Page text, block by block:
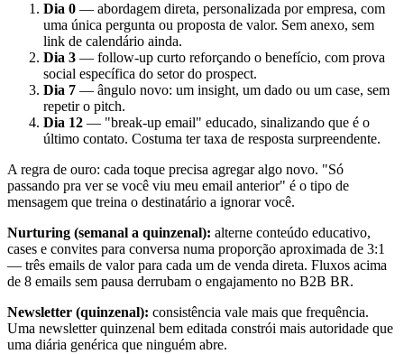
Dia 0 — abordagem direta, personalizada por empresa, com
uma única pergunta ou proposta de valor. Sem anexo, sem
link de calendário ainda.
Dia 3 — follow-up curto reforçando o benefício, com prova
social específica do setor do prospect.
Dia 7 — ângulo novo: um insight, um dado ou um case, sem
repetir o pitch.
Dia 12 — "break-up email" educado, sinalizando que é o
último contato. Costuma ter taxa de resposta surpreendente.
A regra de ouro: cada toque precisa agregar algo novo. "Só
passando pra ver se você viu meu email anterior" é o tipo de
mensagem que treina o destinatário a ignorar você.
Nurturing (semanal a quinzenal): alterne conteúdo educativo,
cases e convites para conversa numa proporção aproximada de 3:1
— três emails de valor para cada um de venda direta. Fluxos acima
de 8 emails sem pausa derrubam o engajamento no B2B BR.
Newsletter (quinzenal): consistência vale mais que frequência.
Uma newsletter quinzenal bem editada constrói mais autoridade que
uma diária genérica que ninguém abre.